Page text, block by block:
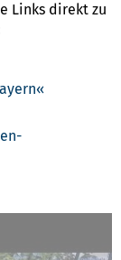
Links direkt zu